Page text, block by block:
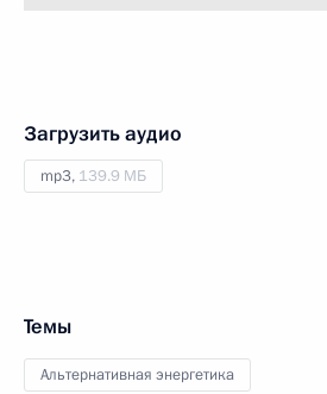
Загрузить аудио
mp3, 139.9 МБ
Темы
Альтернативная энергетика